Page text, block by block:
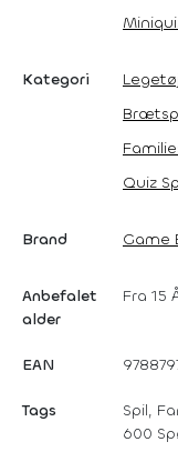
Kategori
Quiz
Brand Game
Anbefalet
alder
Fra 15
EAN
Tags
Spil,
600